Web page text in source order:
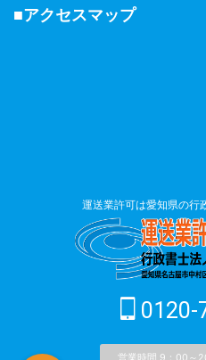
■アクセスマップ
運送業許可は愛知県の行
0120-
営業時間 9：00～